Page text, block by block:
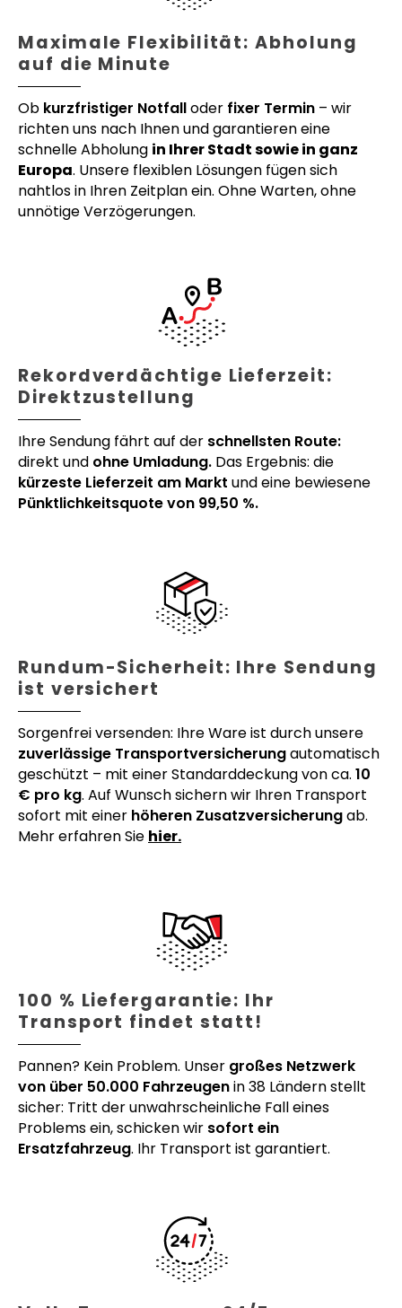
Maximale Flexibilität: Abholung
auf die Minute
Ob kurzfristiger Notfalloder fixer Termin – wir
richten uns nach Ihnen und garantieren eine
schnelle Abholung in Ihrer Stadt sowie in ganz
Europa. Unsere flexiblen Lösungen fügen sich
nahtlos in Ihren Zeitplan ein. Ohne Warten, ohne
unnötige Verzögerungen.
Rekordverdächtige Lieferzeit:
Direktzustellung
Ihre Sendung fährt auf der schnellsten Route:
direkt und ohne Umladung. Das Ergebnis: die
kürzeste Lieferzeit am Markt und eine bewiesene
Pünktlichkeitsquote von 99,50 %.
Rundum-Sicherheit: Ihre Sendung
ist versichert
Sorgenfrei versenden: Ihre Ware ist durch unsere
zuverlässige Transportversicherungautomatisch
geschützt – mit einer Standarddeckung von ca. 10
€ pro kg. Auf Wunsch sichern wir Ihren Transport
sofort mit einer höheren Zusatzversicherungab.
Mehr erfahren Sie hier.
100 % Liefergarantie: Ihr
Transport findet statt!
Pannen? Kein Problem. Unser großes Netzwerk
von über 50.000 Fahrzeugenin 38 Ländern stellt
sicher: Tritt der unwahrscheinliche Fall eines
Problems ein, schicken wir sofort ein
Ersatzfahrzeug. Ihr Transport ist garantiert.